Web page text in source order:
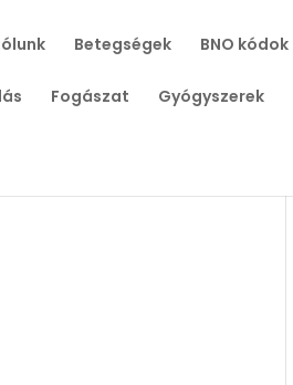
Betegségek BNO kódok
Fogászat Gyógyszerek